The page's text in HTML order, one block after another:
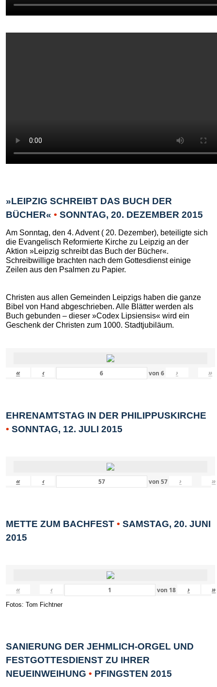
»LEIPZIG SCHREIBT DAS BUCH DER
BÜCHER« • SONNTAG, 20. DEZEMBER 2015
Am Sonntag, den 4. Advent ( 20. Dezember), beteiligte sich
die Evangelisch Reformierte Kirche zu Leipzig an der
Aktion »Leipzig schreibt das Buch der Bücher«.
Schreibwillige brachten nach dem Gottesdienst einige
Zeilen aus den Psalmen zu Papier.
Christen aus allen Gemeinden Leipzigs haben die ganze
Bibel von Hand abgeschrieben. Alle Blätter werden als
Buch gebunden – dieser »Codex Lipsiensis« wird ein
Geschenk der Christen zum 1000. Stadtjubiläum.
« ‹ von 6 › »
EHRENAMTSTAG IN DER PHILIPPUSKIRCHE
• SONNTAG, 12. JULI 2015
« ‹ von 57 › »
METTE ZUM BACHFEST • SAMSTAG, 20. JUNI
2015
« ‹ von 18 › »
Fotos: Tom Fichtner
SANIERUNG DER JEHMLICH-ORGEL UND
FESTGOTTESDIENST ZU IHRER
NEUEINWEIHUNG • PFINGSTEN 2015